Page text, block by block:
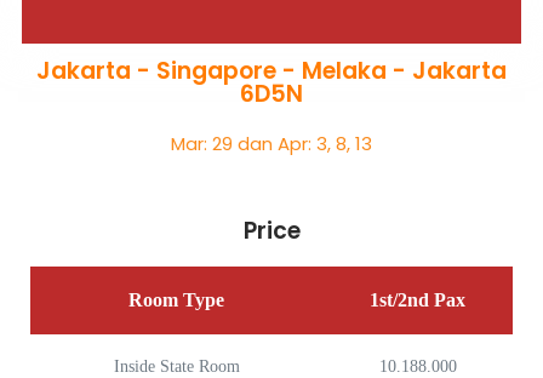
Jakarta - Singapore - Melaka - Jakarta
6D5N
Mar: 29 dan Apr: 3, 8, 13
Price
Room Type 1st/2nd Pax
Inside State Room 10.188.000